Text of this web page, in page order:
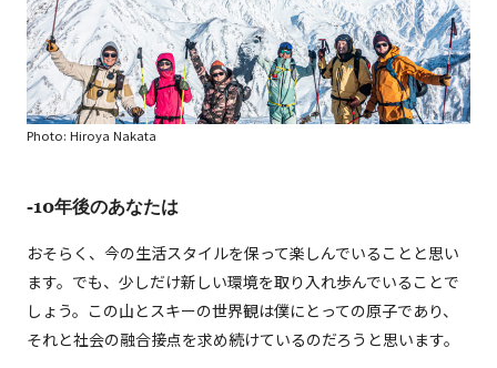
Photo: Hiroya Nakata
-10年後のあなたは
おそらく、今の生活スタイルを保って楽しんでいることと思い
ます。でも、少しだけ新しい環境を取り入れ歩んでいることで
しょう。この山とスキーの世界観は僕にとっての原子であり、
それと社会の融合接点を求め続けているのだろうと思います。